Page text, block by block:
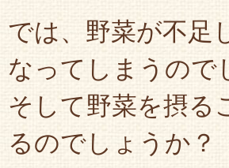
では、野菜が不足
なってしまうので
そして野菜を摂る
るのでしょうか？